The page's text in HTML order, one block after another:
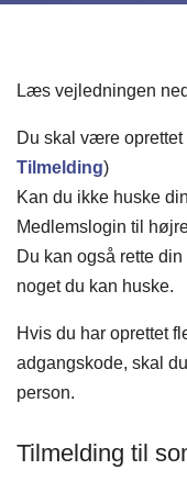
Læs vejledningen
Du skal være oprettet
Tilmelding)
Kan du ikke huske
Medlemslogin til
Du kan også rette
noget du kan huske.
Hvis du har oprettet
adgangskode, skal
person.
Tilmelding til